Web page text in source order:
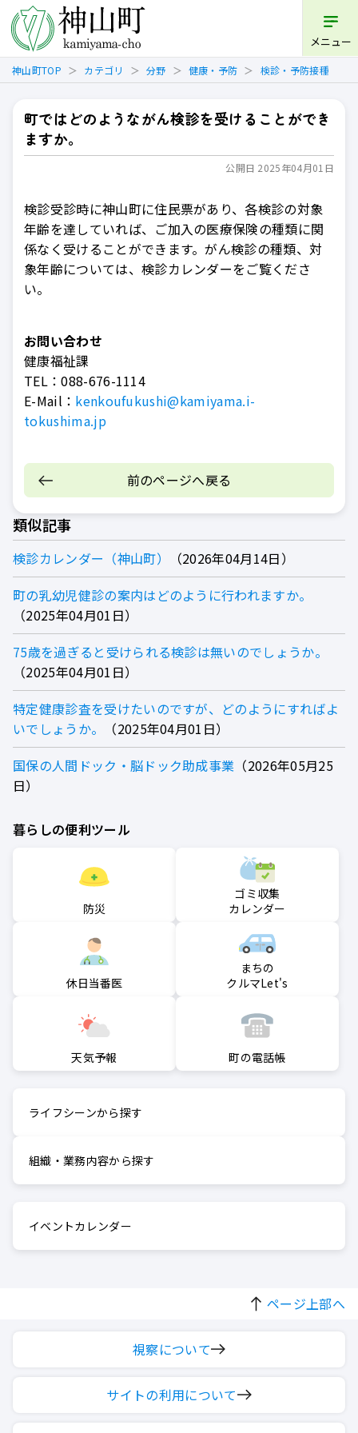
メニュー
神山町TOP カテゴリ 分野 健康・予防 検診・予防接種
町ではどのようながん検診を受けることができ
ますか。
公開日 2025年04月01日
検診受診時に神山町に住民票があり、各検診の対象
年齢を達していれば、ご加入の医療保険の種類に関
係なく受けることができます。がん検診の種類、対
象年齢については、検診カレンダーをご覧くださ
い。
お問い合わせ
健康福祉課
TEL：088-676-1114
E-Mail： kenkoufukushi@kamiyama.i-
tokushima.jp
前のページへ戻る
類似記事
検診カレンダー（神山町）
2026年04月14日
町の乳幼児健診の案内はどのように行われますか。
2025年04月01日
75歳を過ぎると受けられる検診は無いのでしょうか。
2025年04月01日
特定健康診査を受けたいのですが、どのようにすればよ
いでしょうか。
2025年04月01日
国保の人間ドック・脳ドック助成事業
2026年05月25
日
暮らしの便利ツール
防災
ゴミ収集
カレンダー
休日当番医
まちの
クルマLet's
天気予報 町の電話帳
ライフシーンから探す
組織・業務内容から探す
イベントカレンダー
ページ上部へ
視察について
サイトの利用について